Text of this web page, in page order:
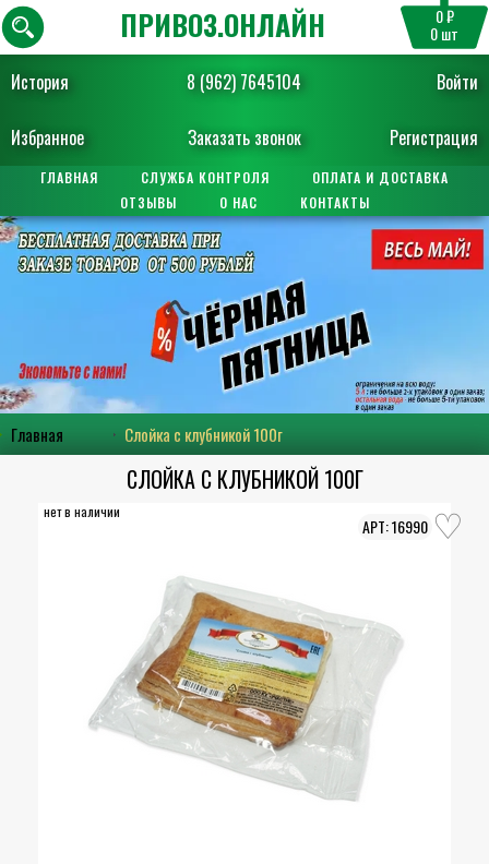
История 8 (962) 7645104 Войти
Избранное Заказать звонок Регистрация
ПРИВОЗ.ОНЛАЙН 0 ₽
0шт
ГЛАВНАЯ СЛУЖБА КОНТРОЛЯ
ОПЛАТА И ДОСТАВКА
ОТЗЫВЫ
О НАС КОНТАКТЫ
Главная Слойка с клубникой 100г
СЛОЙКА С КЛУБНИКОЙ 100Г
нет в наличии
16990